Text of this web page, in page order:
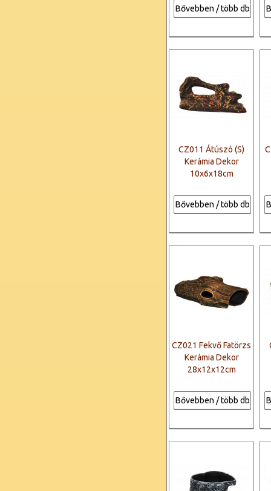
Bővebben / több db
CZ011 Átúszó (S)
Kerámia Dekor
10x6x18cm
Bővebben / több db
CZ021 Fekvő Fatörzs
Kerámia Dekor
28x12x12cm
Bővebben / több db